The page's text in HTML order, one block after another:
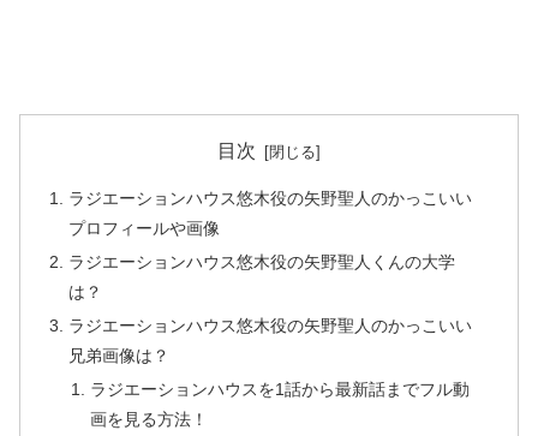
目次
ラジエーションハウス悠木役の矢野聖人のかっこいい
プロフィールや画像
ラジエーションハウス悠木役の矢野聖人くんの大学
は？
ラジエーションハウス悠木役の矢野聖人のかっこいい
兄弟画像は？
ラジエーションハウスを1話から最新話までフル動
画を見る方法！